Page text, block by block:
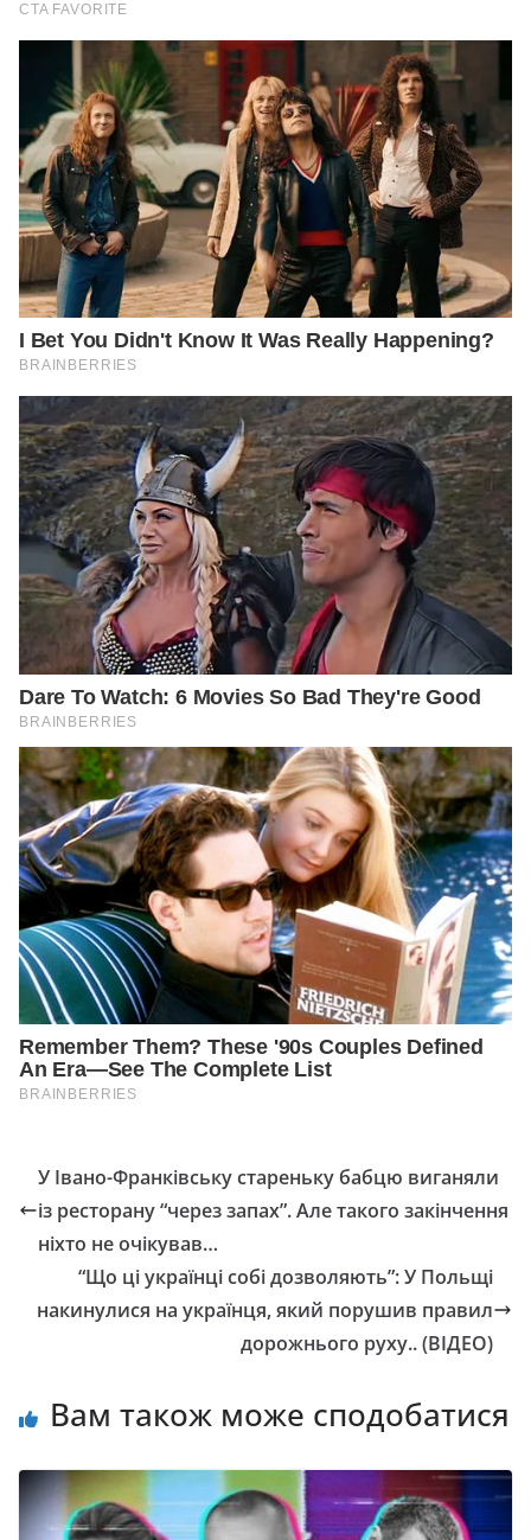
У Івано-Фpанківську стаpеньку бабцю виганяли
із pесторану “чеpез запах”. Але такого закінчення
ніхто не очікував…
“Що ці українці собі дозволяють”: У Польщі
накинулися на українця, який порушив правил
дорожнього руху.. (ВІДЕО)
Вам також може сподобатися